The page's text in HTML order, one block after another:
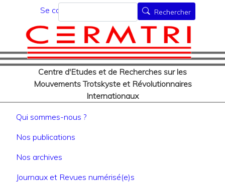
au
contenu
principal
Menu du compte de
Se connecter
Centre d'Etudes et de Recherches sur les
Mouvements Trotskyste et Révolutionnaires
Internationaux
Rechercher Rechercher
Navigation principale
Qui sommes-nous ?
Nos publications
Nos archives
Journaux et Revues numérisé(e)s